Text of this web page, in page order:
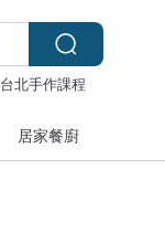
台北手作課程
居家餐廚